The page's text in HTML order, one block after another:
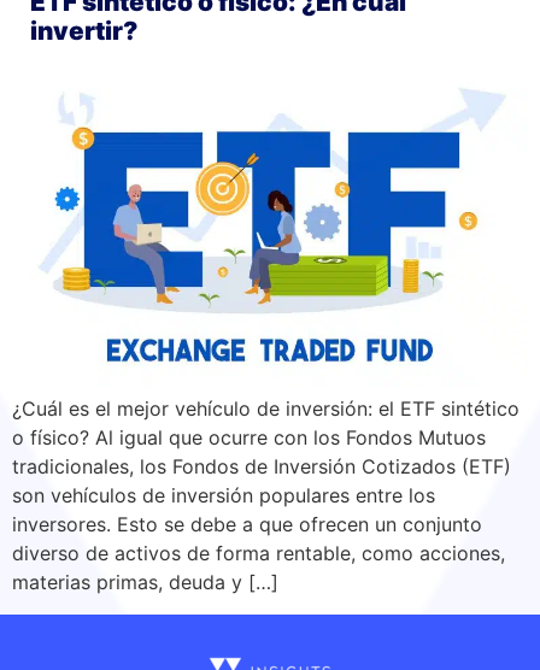
invertir?
¿Cuál es el mejor vehículo de inversión: el ETF sintético
o físico? Al igual que ocurre con los Fondos Mutuos
tradicionales, los Fondos de Inversión Cotizados (ETF)
son vehículos de inversión populares entre los
inversores. Esto se debe a que ofrecen un conjunto
diverso de activos de forma rentable, como acciones,
materias primas, deuda y […]